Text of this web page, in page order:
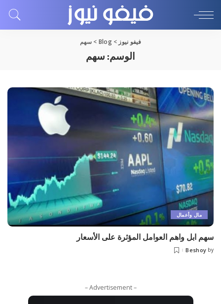
فيفو نيوز >
Blog
> سهم
الوسم:سهم
مال وأعمال
سهم ابل واهم العوامل المؤثرة على الأسعار
by
Beshoy
– Advertisement –